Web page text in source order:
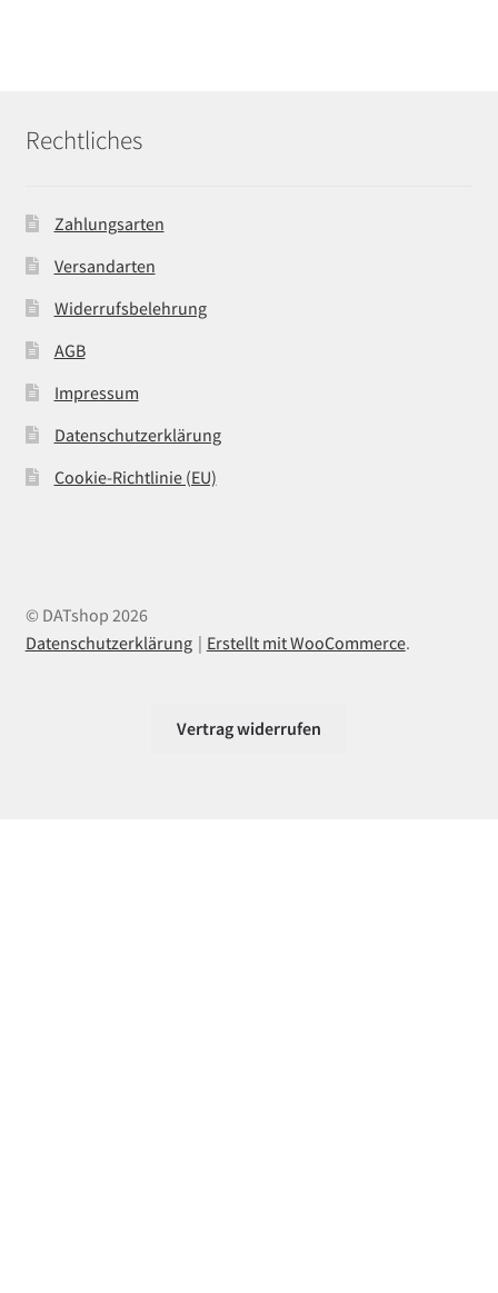
Rechtliches
Zahlungsarten
Versandarten
Widerrufsbelehrung
AGB
Impressum
Datenschutzerklärung
Cookie-Richtlinie (EU)
© DATshop 2026
Datenschutzerklärung
Erstellt mit WooCommerce.
Vertrag widerrufen